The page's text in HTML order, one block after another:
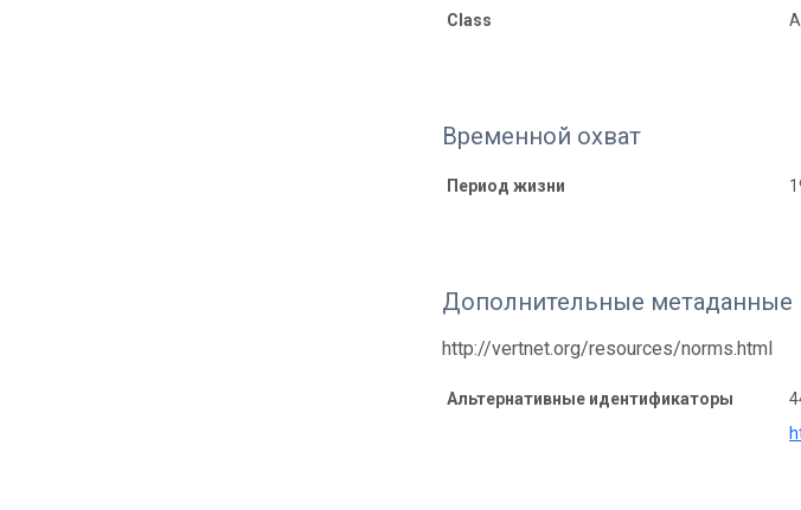
Class
Временной охват
Период жизни
Дополнительные метаданные
http://vertnet.org/resources/norms.html
Альтернативные идентификаторы